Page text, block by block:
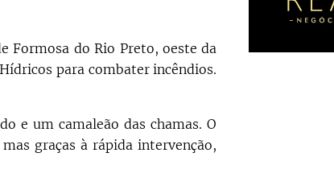
Formosa do Rio Preto, oeste da
para combater incêndios.
e um camaleão das chamas. O
graças à rápida intervenção,